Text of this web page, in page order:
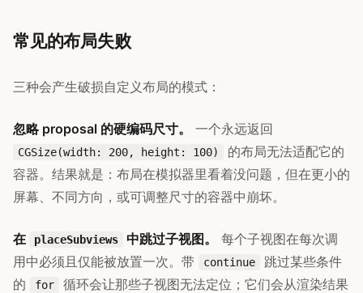
常见的布局失败
三种会产生破损自定义布局的模式：
忽略 proposal 的硬编码尺寸。 一个永远返回
CGSize(width: 200, height: 100)
的布局无法适配它的
容器。结果就是：布局在模拟器里看着没问题，但在更小的
屏幕、不同方向，或可调整尺寸的容器中崩坏。
在 placeSubviews 中跳过子视图。
每个子视图在每次调
用中必须且仅能被放置一次。带
continue
跳过某些条件
的
for
循环会让那些子视图无法定位；它们会从渲染结果